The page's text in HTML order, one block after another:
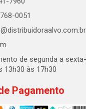
0051
de segunda a
13h30 às 17h30
Pagamento